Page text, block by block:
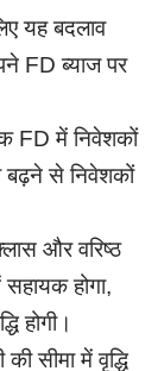
यह बदलाव
FD ब्याज पर
FD में निवेशकों
बढ़ने से निवेशकों
और वरिष्ठ
होगा,
होगी।
सीमा में वृद्धि